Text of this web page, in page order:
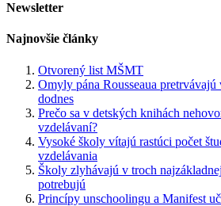
Newsletter
Najnovšie články
Otvorený list MŠMT
Omyly pána Rousseaua
dodnes
Prečo sa v detských knihách
vzdelávaní?
Vysoké školy vítajú rastúci počet
vzdelávania
Školy zlyhávajú v troch
potrebujú
Princípy unschoolingu a Manifest